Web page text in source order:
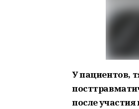
У пациентов,
после